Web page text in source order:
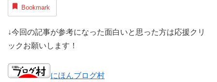
Bookmark
↓今回の記事が参考になった面白いと思った方は応援クリ
ックお願いします！
にほんブログ村